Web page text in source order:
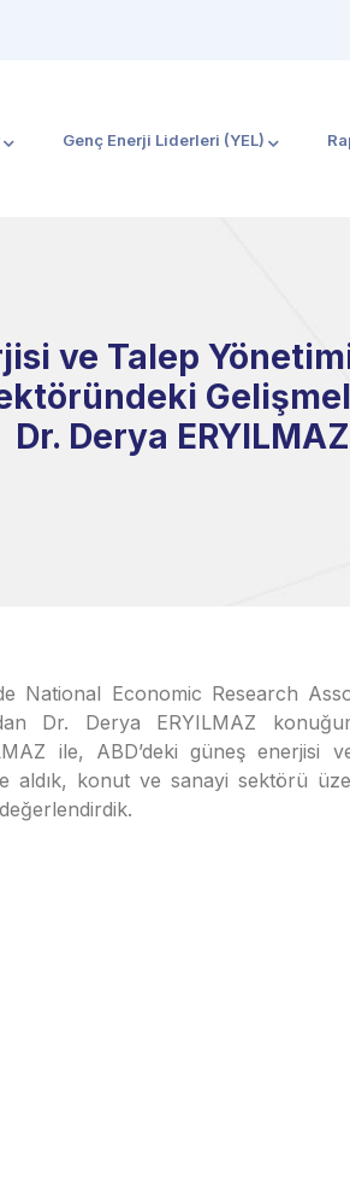
Genç Enerji Liderleri (YEL)
ve Talep
Dr. Derya ERYILMAZ
National Economic Research
Dr. Derya ERYILMAZ
ile, ABD’deki güneş enerjisi
aldık, konut ve sanayi sektörü